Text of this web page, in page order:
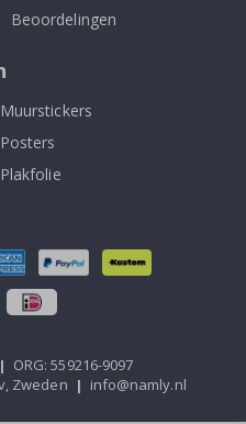
Beoordelingen
Muurstickers
Posters
Plakfolie
| ORG: 559216-9097
Zweden | info@namly.nl